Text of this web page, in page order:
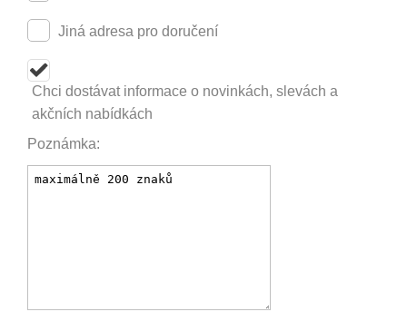
Jiná adresa pro doručení
Chci dostávat informace o novinkách, slevách a
akčních nabídkách
Poznámka: